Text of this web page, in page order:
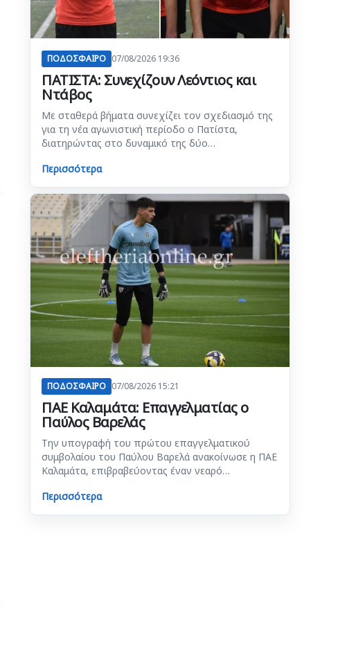
ΠΟΔΟΣΦΑΙΡΟ 07/08/2026 19:36
ΠΑΤΙΣΤΑ: Συνεχίζουν Λεόντιος και
Ντάβος
Με σταθερά βήματα συνεχίζει τον σχεδιασμό της
για τη νέα αγωνιστική περίοδο ο Πατίστα,
διατηρώντας στο δυναμικό της δύο…
Περισσότερα
ΠΟΔΟΣΦΑΙΡΟ 07/08/2026 15:21
ΠΑΕ Καλαμάτα: Επαγγελματίας ο
Παύλος Βαρελάς
Την υπογραφή του πρώτου επαγγελματικού
συμβολαίου του Παύλου Βαρελά ανακοίνωσε η ΠΑΕ
Καλαμάτα, επιβραβεύοντας έναν νεαρό…
Περισσότερα